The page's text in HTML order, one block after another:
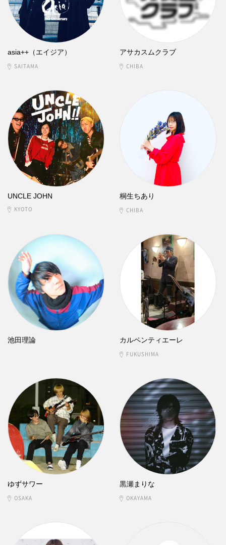
asia++（エイジア）
SAITAMA
アサカスムクラブ
CHIBA
UNCLE JOHN
KYOTO
桐生ちあり
CHIBA
池田理論 カルペンティエーレ
FUKUSHIMA
ゆずサワー
OSAKA
黒瀬まりな
OKAYAMA